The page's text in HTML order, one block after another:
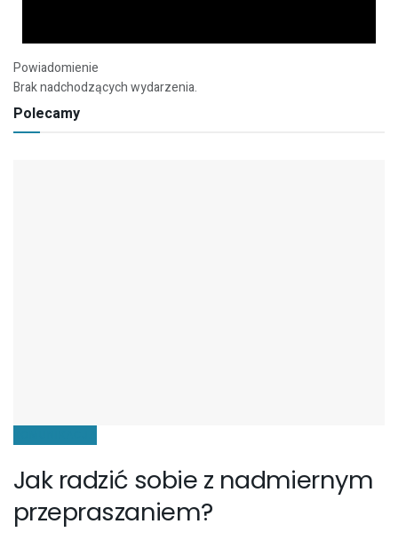
Powiadomienie
Brak nadchodzących wydarzenia.
Polecamy
Jak radzić sobie z nadmiernym
przepraszaniem?